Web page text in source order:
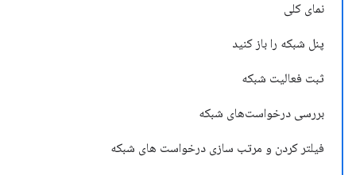
نمای کلی
پنل شبکه را باز کنید
ثبت فعالیت شبکه
بررسی درخواست‌های شبکه
فیلتر کردن و مرتب سازی درخواست های شبکه